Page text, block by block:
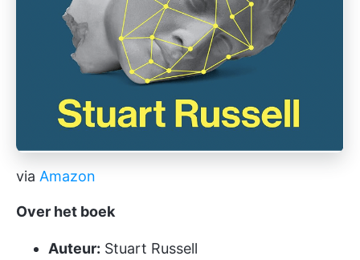
via Amazon
Over het boek
Auteur: Stuart Russell